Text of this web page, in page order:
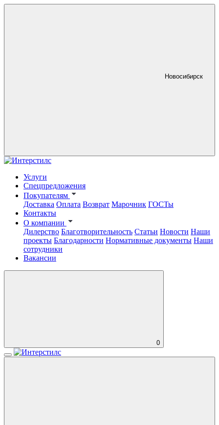
Новосибирск
Услуги
Спецпредложения
Покупателям
Доставка Оплата Возврат Марочник ГОСТы
Контакты
О компании
Дилерство Благотворительность Статьи Новости Наши
проекты Благодарности Нормативные документы Наши
сотрудники
Вакансии
0